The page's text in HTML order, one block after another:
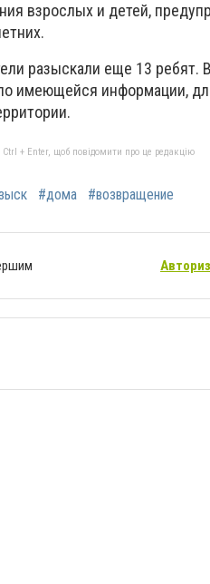
взрослых и детей,
разыскали еще 13 ребят.
имеющейся информации,
+ Enter, щоб повідомити про це редакцію
#дома #возвращение